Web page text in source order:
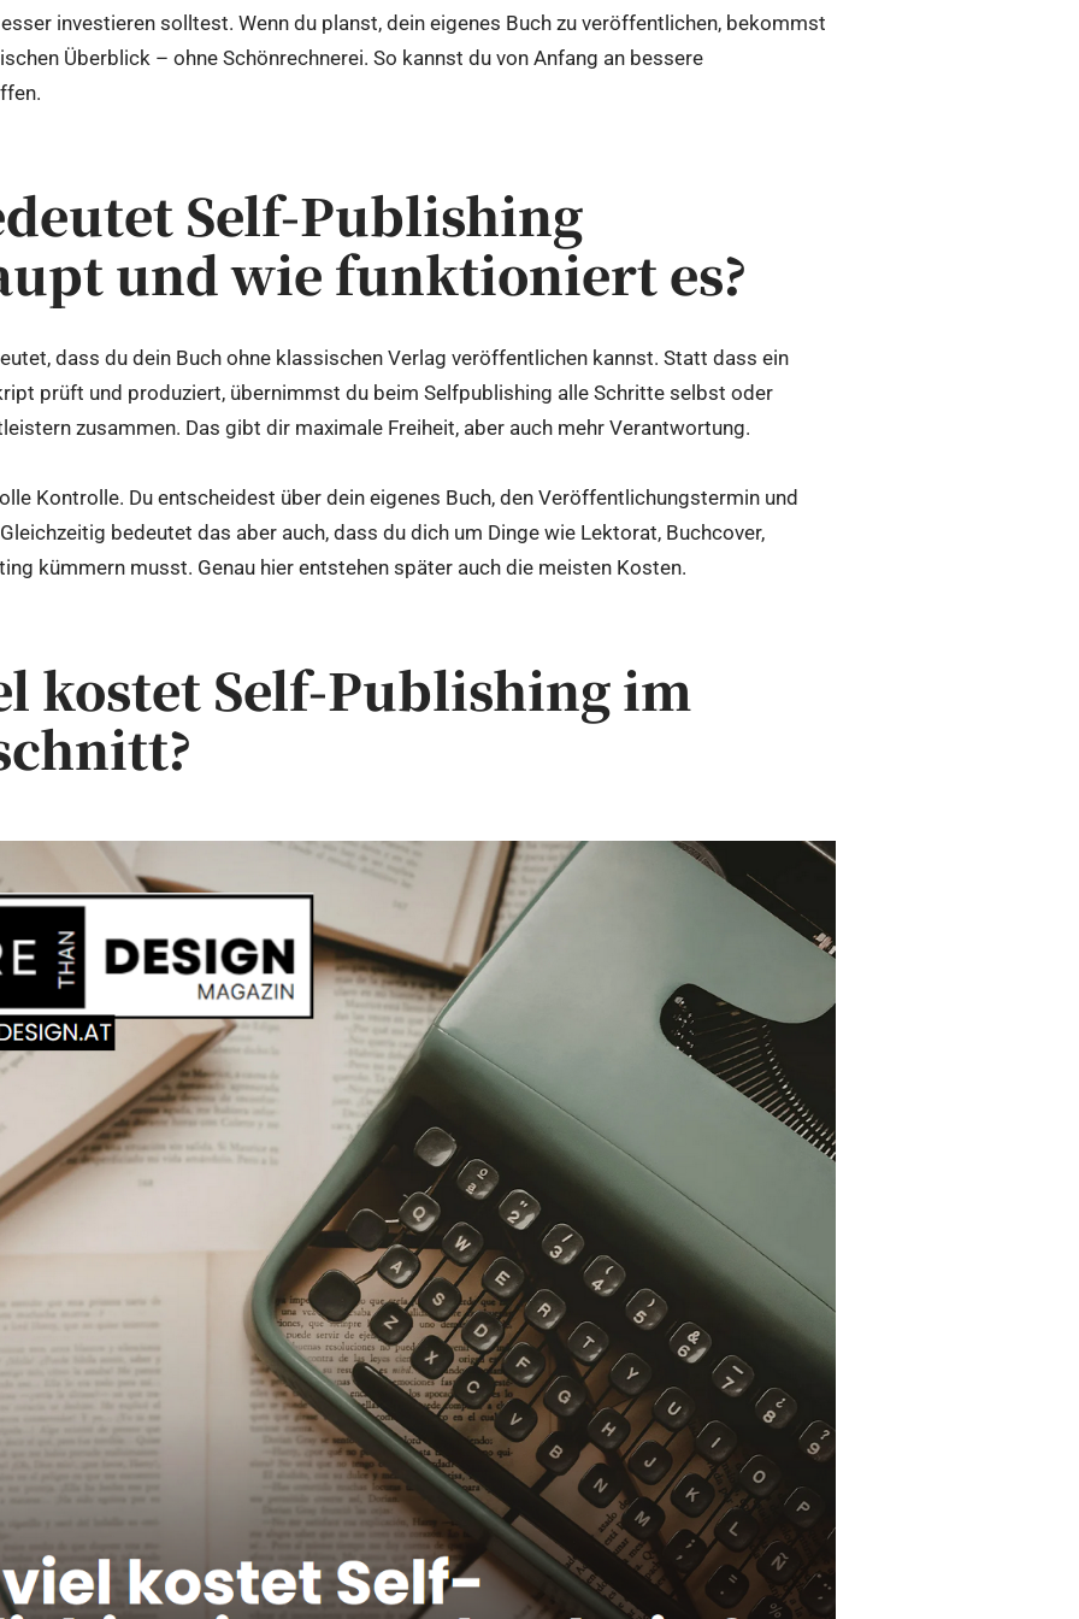
investieren solltest. Wenn du planst, dein eigenes Buch zu veröffentlichen, bekommst
Überblick – ohne Schönrechnerei. So kannst du von Anfang an bessere
Self-Publishing
und wie funktioniert es?
dass du dein Buch ohne klassischen Verlag veröffentlichen kannst. Statt dass ein
prüft und produziert, übernimmst du beim Selfpublishing alle Schritte selbst oder
zusammen. Das gibt dir maximale Freiheit, aber auch mehr Verantwortung.
Kontrolle. Du entscheidest über dein eigenes Buch, den Veröffentlichungstermin und
bedeutet das aber auch, dass du dich um Dinge wie Lektorat, Buchcover,
kümmern musst. Genau hier entstehen später auch die meisten Kosten.
kostet Self-Publishing im